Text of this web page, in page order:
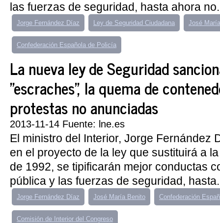
las fuerzas de seguridad, hasta ahora
Jorge Fernández Díaz Ley de Seguridad Ciudadana José
Confederación Española de Policía
La nueva ley de Seguridad
"escraches", la quema de
protestas no anunciadas
2013-11-14 Fuente: lne.es
El ministro del Interior, Jorge Fernández
en el proyecto de la ley que sustituirá a
de 1992, se tipificarán mejor conductas
pública y las fuerzas de seguridad,
Jorge Fernández Díaz José María Benito Confederación
Comisión de Interior del Congreso